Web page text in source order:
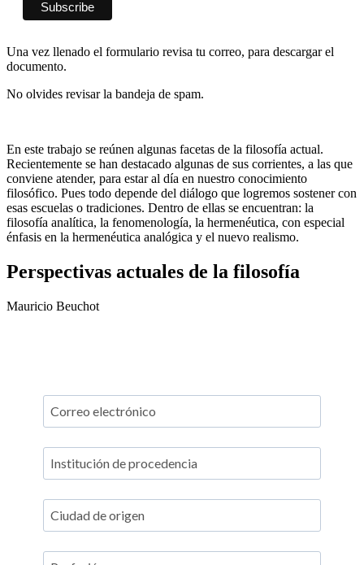
Una vez llenado el formulario revisa tu correo, para descargar el
documento.
No olvides revisar la bandeja de spam.
En este trabajo se reúnen algunas facetas de la filosofía actual.
Recientemente se han destacado algunas de sus corrientes, a las que
conviene atender, para estar al día en nuestro conocimiento
filosófico. Pues todo depende del diálogo que logremos sostener con
esas escuelas o tradiciones. Dentro de ellas se encuentran: la
filosofía analítica, la fenomenología, la hermenéutica, con especial
énfasis en la hermenéutica analógica y el nuevo realismo.
Perspectivas actuales de la filosofía
Mauricio Beuchot